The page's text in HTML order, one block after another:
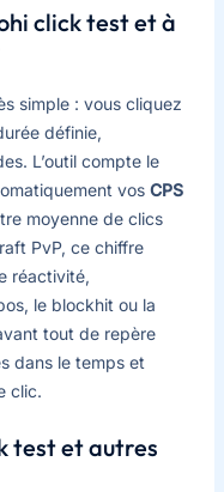
click test et à
simple : vous cliquez
définie,
L’outil compte le
vos CPS
moyenne de clics
PvP, ce chiffre
réactivité,
le blockhit ou la
tout de repère
dans le temps et
clic.
test et autres